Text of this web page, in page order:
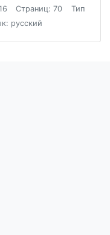
Страниц: 70
Тип
русский